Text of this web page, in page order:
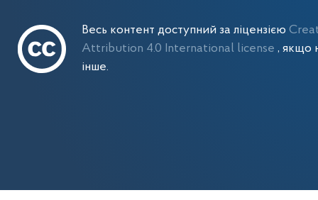
Весь контент доступний за ліцензією
Attribution 4.0 International license , якщо
інше.